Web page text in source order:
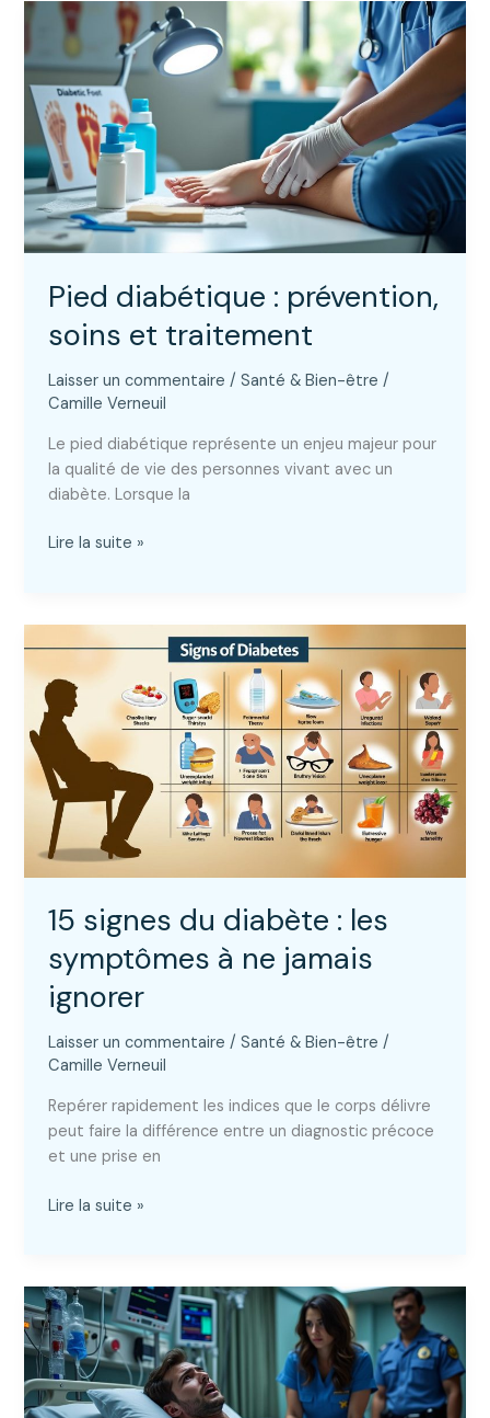
comment
équilibré
sans
frustration
Pied diabétique : prévention,
soins et traitement
Laisser un commentaire /Santé & Bien-être /
Camille Verneuil
Le pied diabétique représente un enjeu majeur pour
la qualité de vie des personnes vivant avec un
diabète. Lorsque la
Pied
soins
traitement
Lire la suite »
15 signes du diabète : les
symptômes à ne jamais
ignorer
Laisser un commentaire /Santé & Bien-être /
Camille Verneuil
Repérer rapidement les indices que le corps délivre
peut faire la différence entre un diagnostic précoce
et une prise en
15
:
les
symptômes
à
ne
Lire la suite »